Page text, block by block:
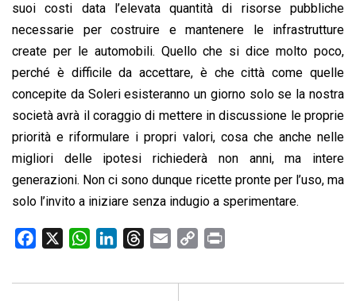
suoi costi data l’elevata quantità di risorse pubbliche
necessarie per costruire e mantenere le infrastrutture
create per le automobili. Quello che si dice molto poco,
perché è difficile da accettare, è che città come quelle
concepite da Soleri esisteranno un giorno solo se la nostra
società avrà il coraggio di mettere in discussione le proprie
priorità e riformulare i propri valori, cosa che anche nelle
migliori delle ipotesi richiederà non anni, ma intere
generazioni. Non ci sono dunque ricette pronte per l’uso, ma
solo l’invito a iniziare senza indugio a sperimentare.
c
W
a
n
r
a
p
i